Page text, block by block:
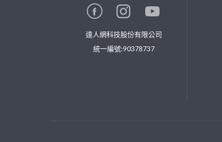
達人網科技股份有限公司
統一編號:90378737